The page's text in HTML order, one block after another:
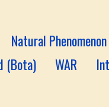
Natural Phenomenon
(Bota) WAR